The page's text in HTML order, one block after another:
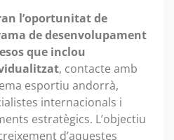
l’oportunitat de
de desenvolupament
que inclou
, contacte amb
esportiu andorrà,
internacionals i
estratègics. L’objectiu
d’aquestes